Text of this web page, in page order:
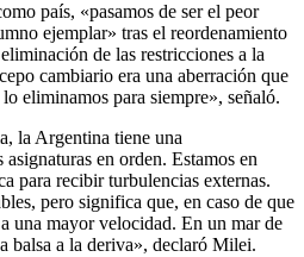
país, «pasamos de ser el peor
ejemplar» tras el reordenamiento
de las restricciones a la
cambiario era una aberración que
eliminamos para siempre», señaló.
la Argentina tiene una
en orden. Estamos en
para recibir turbulencias externas.
pero significa que, en caso de que
una mayor velocidad. En un mar de
balsa a la deriva», declaró Milei.